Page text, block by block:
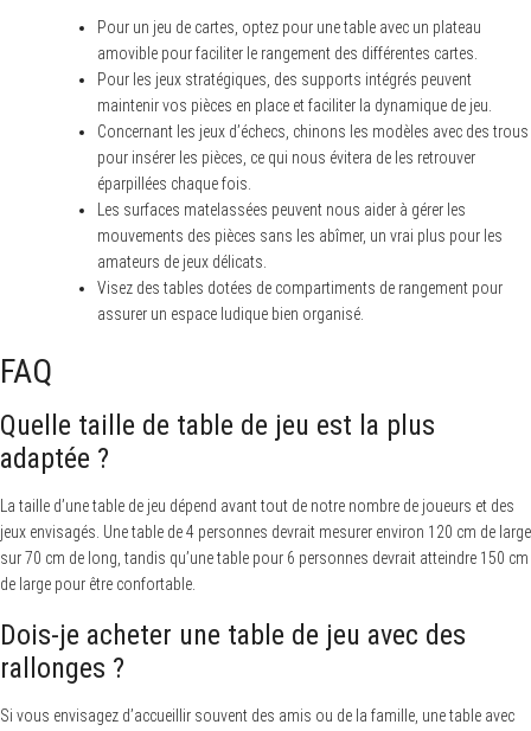
Pour un jeu de cartes, optez pour une table avec un plateau
amovible pour faciliter le rangement des différentes cartes.
Pour les jeux stratégiques, des supports intégrés peuvent
maintenir vos pièces en place et faciliter la dynamique de jeu.
Concernant les jeux d’échecs, chinons les modèles avec des trous
pour insérer les pièces, ce qui nous évitera de les retrouver
éparpillées chaque fois.
Les surfaces matelassées peuvent nous aider à gérer les
mouvements des pièces sans les abîmer, un vrai plus pour les
amateurs de jeux délicats.
Visez des tables dotées de compartiments de rangement pour
assurer un espace ludique bien organisé.
FAQ
Quelle taille de table de jeu est la plus
adaptée ?
La taille d’une table de jeu dépend avant tout de notre nombre de joueurs et des
jeux envisagés. Une table de 4 personnes devrait mesurer environ 120 cm de large
sur 70 cm de long, tandis qu’une table pour 6 personnes devrait atteindre 150 cm
de large pour être confortable.
Dois-je acheter une table de jeu avec des
rallonges ?
Si vous envisagez d’accueillir souvent des amis ou de la famille, une table avec